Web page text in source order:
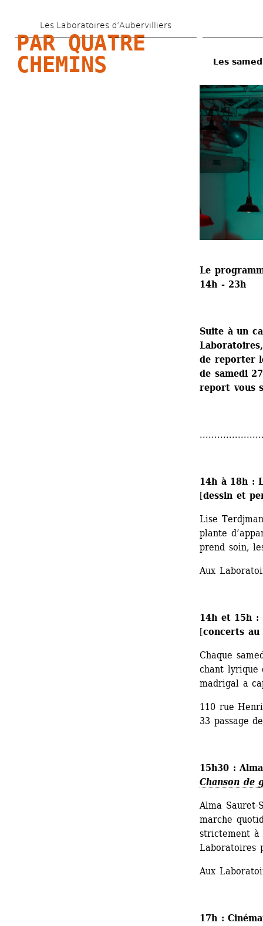
au
contenu
principal
Les Laboratoires d’Aubervilliers
PAR QUATRE
CHEMINS
Les
Le
14h - 23h
Suite à un
de reporter
de samedi
report vous
14h à 18h :
[dessin et
Lise
plante
prend soin,
Aux
14h et 15h :
[concerts au
Chaque
chant lyrique
madrigal a
110 rue
33 passage
15h30 :
Chanson de
Alma Sauret-
marche
strictement à
Laboratoires
Aux
17h :